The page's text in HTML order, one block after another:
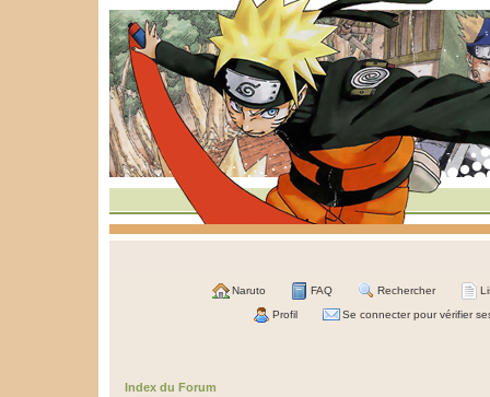
Naruto FAQ Rechercher
Profil Se connecter pour vérifier
Index du Forum